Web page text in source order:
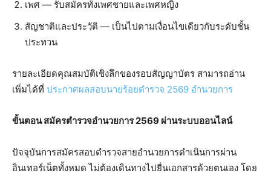
เพศ — รับสมัครทั้งเพศชายและเพศหญิง
สัญชาติและประวัติ — เป็นไปตามเงื่อนไขเดียวกับระดับชั้น
ประทวน
รายละเอียดคุณสมบัติเชิงลึกของรอบสัญญาบัตร สามารถอ่าน
เพิ่มได้ที่ ประกาศผลสอบนายร้อยตำรวจ 2569 อำนวยการ
ขั้นตอน สมัครตำรวจอำนวยการ 2569 ผ่านระบบออนไลน์
ปัจจุบันการสมัครสอบตำรวจสายอำนวยการดำเนินการผ่าน
อินเทอร์เน็ตทั้งหมด ไม่ต้องเดินทางไปยื่นเอกสารด้วยตนเอง โดย